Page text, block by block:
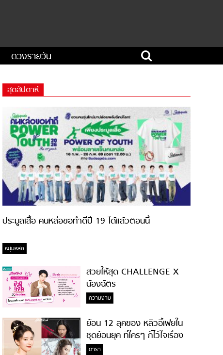
ดวงรายวัน
สุดสัปดาห์
ประมูลเสื้อ คนหล่อขอทำดีปี 19 ได้แล้วตอนนี้
หนุ่มหล่อ
สวยให้สุด CHALLENGE X
น้องฉัตร
ความงาม
ย้อน 12 ลุคของ หลิวอี้เฟยใน
ชุดย้อนยุค ที่ใครๆ ก็ไว้ใจเรื่อง
ความสวย!
ดารา